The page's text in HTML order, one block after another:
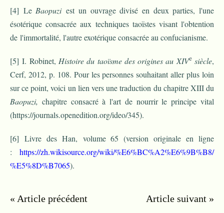
[4] Le Baopuziest un ouvrage divisé en deux parties, l'une
ésotérique consacrée aux techniques taoïstes visant l'obtention
de l'immortalité, l'autre exotérique consacrée au confucianisme.
[5] I. Robinet, Histoire du taoïsme des origines au XIVesiècle,
Cerf, 2012, p. 108. Pour les personnes souhaitant aller plus loin
sur ce point, voici un lien vers une traduction du chapitre XIII du
Baopuzi, chapitre consacré à l'art de nourrir le principe vital
(https://journals.openedition.org/ideo/345).
[6] Livre des Han, volume 65(version originale en ligne
:
https://zh.wikisource.org/wiki/%E6%BC%A2%E6%9B%B8/
%E5%8D%B7065).
« Article précédent Article suivant »